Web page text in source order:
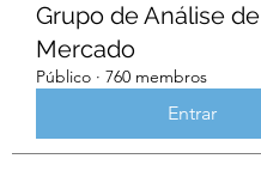
Grupo de Análise de
Mercado
Público · 760 membros
Entrar